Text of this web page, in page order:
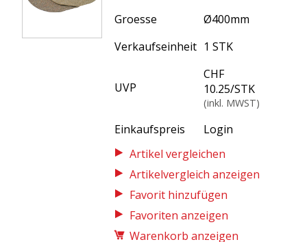
Groesse
Ø400mm
Verkaufseinheit 1 STK
UVP
CHF
10.25/STK
(inkl. MWST)
Einkaufspreis Login
Artikelvergleich anzeigen
Favoriten anzeigen
Warenkorb anzeigen